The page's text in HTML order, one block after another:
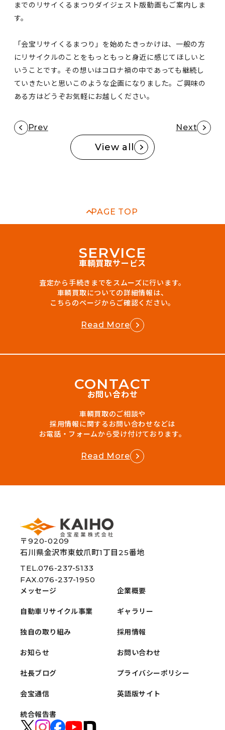
までのリサイくるまつりダイジェスト版動画もご案内しま
す。
「会宝リサイくるまつり」を始めたきっかけは、一般の方
にリサイクルのことをもっともっと身近に感じてほしいと
いうことです。その想いはコロナ禍の中であっても継続し
ていきたいと思いこのような企画になりました。ご興味の
ある方はどうぞお気軽にお越しください。
Prev Next
View all
PAGE TOP
SERVICE
車輌買取サービス
査定から手続きまでをスムーズに行います。
車輌買取についての詳細情報は、
こちらのページからご確認ください。
Read More
CONTACT
お問い合わせ
車輌買取のご相談や
採用情報に関するお問い合わせなどは
お電話・フォームから受け付けております。
Read More
〒920-0209
石川県金沢市東蚊爪町1丁目25番地
TEL.076-237-5133
FAX.076-237-1950
メッセージ
自動車リサイクル事業
独自の取り組み
お知らせ
社長ブログ
会宝通信
統合報告書
企業概要
ギャラリー
採用情報
お問い合わせ
プライバシーポリシー
英語版サイト